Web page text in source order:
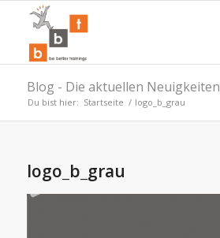
Blog - Die aktuellen Neuigkeiten
Du bist hier: Startseite / logo_b_grau
logo_b_grau